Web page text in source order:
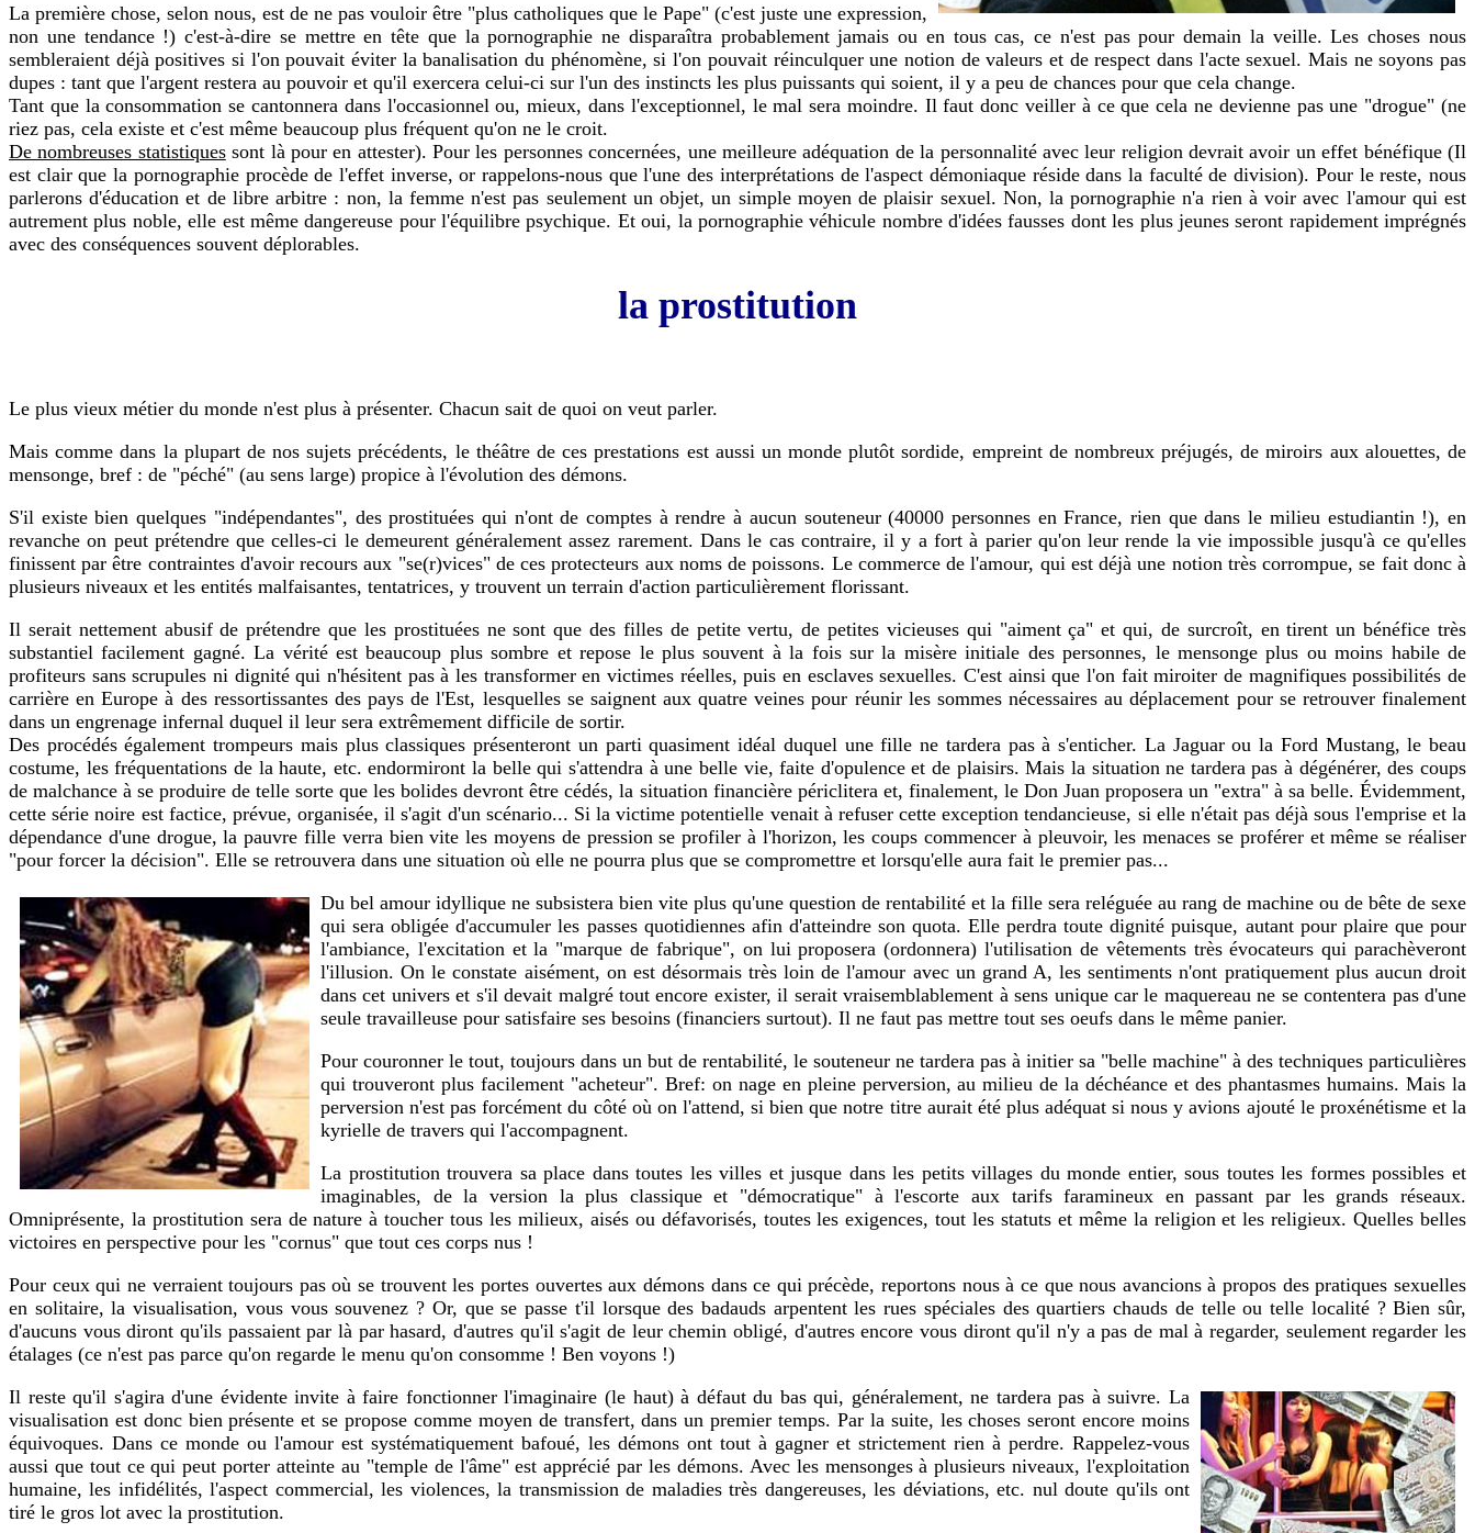
La première chose, selon nous, est de ne pas vouloir être "plus catholiques que le Pape" (c'est juste une expression,
non une tendance !) c'est-à-dire se mettre en tête que la pornographie ne disparaîtra probablement jamais ou en tous cas, ce n'est pas pour demain la veille. Les choses nous
sembleraient déjà positives si l'on pouvait éviter la banalisation du phénomène, si l'on pouvait réinculquer une notion de valeurs et de respect dans l'acte sexuel. Mais ne soyons pas
dupes : tant que l'argent restera au pouvoir et qu'il exercera celui-ci sur l'un des instincts les plus puissants qui soient, il y a peu de chances pour que cela change.
Tant que la consommation se cantonnera dans l'occasionnel ou, mieux, dans l'exceptionnel, le mal sera moindre. Il faut donc veiller à ce que cela ne devienne pas une "drogue" (ne
riez pas, cela existe et c'est même beaucoup plus fréquent qu'on ne le croit.
De nombreuses statistiquessont là pour en attester). Pour les personnes concernées, une meilleure adéquation de la personnalité avec leur religion devrait avoir un effet bénéfique (Il
est clair que la pornographie procède de l'effet inverse, or rappelons-nous que l'une des interprétations de l'aspect démoniaque réside dans la faculté de division). Pour le reste, nous
parlerons d'éducation et de libre arbitre : non, la femme n'est pas seulement un objet, un simple moyen de plaisir sexuel. Non, la pornographie n'a rien à voir avec l'amour qui est
autrement plus noble, elle est même dangereuse pour l'équilibre psychique. Et oui, la pornographie véhicule nombre d'idées fausses dont les plus jeunes seront rapidement imprégnés
avec des conséquences souvent déplorables.
la prostitution
Le plus vieux métier du monde n'est plus à présenter. Chacun sait de quoi on veut parler.
Mais comme dans la plupart de nos sujets précédents, le théâtre de ces prestations est aussi un monde plutôt sordide, empreint de nombreux préjugés, de miroirs aux alouettes, de
mensonge, bref : de "péché" (au sens large) propice à l'évolution des démons.
S'il existe bien quelques "indépendantes", des prostituées qui n'ont de comptes à rendre à aucun souteneur (40000 personnes en France, rien que dans le milieu estudiantin !), en
revanche on peut prétendre que celles-ci le demeurent généralement assez rarement. Dans le cas contraire, il y a fort à parier qu'on leur rende la vie impossible jusqu'à ce qu'elles
finissent par être contraintes d'avoir recours aux "se(r)vices" de ces protecteurs aux noms de poissons. Le commerce de l'amour, qui est déjà une notion très corrompue, se fait donc à
plusieurs niveaux et les entités malfaisantes, tentatrices, y trouvent un terrain d'action particulièrement florissant.
Il serait nettement abusif de prétendre que les prostituées ne sont que des filles de petite vertu, de petites vicieuses qui "aiment ça" et qui, de surcroît, en tirent un bénéfice très
substantiel facilement gagné. La vérité est beaucoup plus sombre et repose le plus souvent à la fois sur la misère initiale des personnes, le mensonge plus ou moins habile de
profiteurs sans scrupules ni dignité qui n'hésitent pas à les transformer en victimes réelles, puis en esclaves sexuelles. C'est ainsi que l'on fait miroiter de magnifiques possibilités de
carrière en Europe à des ressortissantes des pays de l'Est, lesquelles se saignent aux quatre veines pour réunir les sommes nécessaires au déplacement pour se retrouver finalement
dans un engrenage infernal duquel il leur sera extrêmement difficile de sortir.
Des procédés également trompeurs mais plus classiques présenteront un parti quasiment idéal duquel une fille ne tardera pas à s'enticher. La Jaguar ou la Ford Mustang, le beau
costume, les fréquentations de la haute, etc. endormiront la belle qui s'attendra à une belle vie, faite d'opulence et de plaisirs. Mais la situation ne tardera pas à dégénérer, des coups
de malchance à se produire de telle sorte que les bolides devront être cédés, la situation financière périclitera et, finalement, le Don Juan proposera un "extra" à sa belle. Évidemment,
cette série noire est factice, prévue, organisée, il s'agit d'un scénario... Si la victime potentielle venait à refuser cette exception tendancieuse, si elle n'était pas déjà sous l'emprise et la
dépendance d'une drogue, la pauvre fille verra bien vite les moyens de pression se profiler à l'horizon, les coups commencer à pleuvoir, les menaces se proférer et même se réaliser
"pour forcer la décision". Elle se retrouvera dans une situation où elle ne pourra plus que se compromettre et lorsqu'elle aura fait le premier pas...
Du bel amour idyllique ne subsistera bien vite plus qu'une question de rentabilité et la fille sera reléguée au rang de machine ou de bête de sexe
qui sera obligée d'accumuler les passes quotidiennes afin d'atteindre son quota. Elle perdra toute dignité puisque, autant pour plaire que pour
l'ambiance, l'excitation et la "marque de fabrique", on lui proposera (ordonnera) l'utilisation de vêtements très évocateurs qui parachèveront
l'illusion. On le constate aisément, on est désormais très loin de l'amour avec un grand A, les sentiments n'ont pratiquement plus aucun droit
dans cet univers et s'il devait malgré tout encore exister, il serait vraisemblablement à sens unique car le maquereau ne se contentera pas d'une
seule travailleuse pour satisfaire ses besoins (financiers surtout). Il ne faut pas mettre tout ses oeufs dans le même panier.
Pour couronner le tout, toujours dans un but de rentabilité, le souteneur ne tardera pas à initier sa "belle machine" à des techniques particulières
qui trouveront plus facilement "acheteur". Bref: on nage en pleine perversion, au milieu de la déchéance et des phantasmes humains. Mais la
perversion n'est pas forcément du côté où on l'attend, si bien que notre titre aurait été plus adéquat si nous y avions ajouté le proxénétisme et la
kyrielle de travers qui l'accompagnent.
La prostitution trouvera sa place dans toutes les villes et jusque dans les petits villages du monde entier, sous toutes les formes possibles et
imaginables, de la version la plus classique et "démocratique" à l'escorte aux tarifs faramineux en passant par les grands réseaux.
Omniprésente, la prostitution sera de nature à toucher tous les milieux, aisés ou défavorisés, toutes les exigences, tout les statuts et même la religion et les religieux. Quelles belles
victoires en perspective pour les "cornus" que tout ces corps nus !
Pour ceux qui ne verraient toujours pas où se trouvent les portes ouvertes aux démons dans ce qui précède, reportons nous à ce que nous avancions à propos des pratiques sexuelles
en solitaire, la visualisation, vous vous souvenez ? Or, que se passe t'il lorsque des badauds arpentent les rues spéciales des quartiers chauds de telle ou telle localité ? Bien sûr,
d'aucuns vous diront qu'ils passaient par là par hasard, d'autres qu'il s'agit de leur chemin obligé, d'autres encore vous diront qu'il n'y a pas de mal à regarder, seulement regarder les
étalages (ce n'est pas parce qu'on regarde le menu qu'on consomme ! Ben voyons !)
Il reste qu'il s'agira d'une évidente invite à faire fonctionner l'imaginaire (le haut) à défaut du bas qui, généralement, ne tardera pas à suivre. La
visualisation est donc bien présente et se propose comme moyen de transfert, dans un premier temps. Par la suite, les choses seront encore moins
équivoques. Dans ce monde ou l'amour est systématiquement bafoué, les démons ont tout à gagner et strictement rien à perdre. Rappelez-vous
aussi que tout ce qui peut porter atteinte au "temple de l'âme" est apprécié par les démons. Avec les mensonges à plusieurs niveaux, l'exploitation
humaine, les infidélités, l'aspect commercial, les violences, la transmission de maladies très dangereuses, les déviations, etc. nul doute qu'ils ont
tiré le gros lot avec la prostitution.